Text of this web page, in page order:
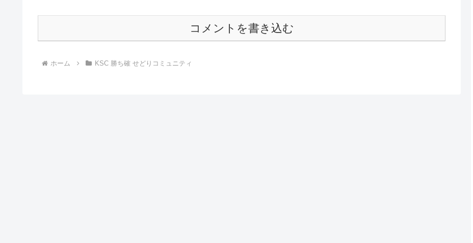
コメントを書き込む
ホーム KSC 勝ち確 せどりコミュニティ